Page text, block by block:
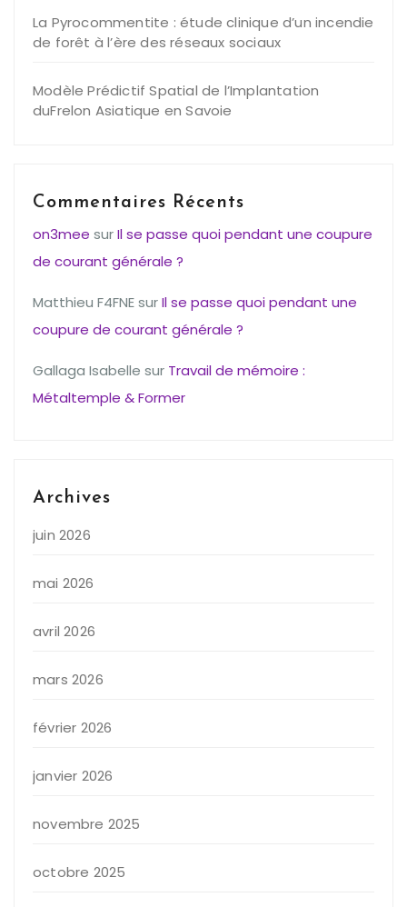
La Pyrocommentite : étude clinique d’un incendie
de forêt à l’ère des réseaux sociaux
Modèle Prédictif Spatial de l’Implantation
duFrelon Asiatique en Savoie
Commentaires Récents
on3mee surIl se passe quoi pendant une coupure
de courant générale ?
Matthieu F4FNEsurIl se passe quoi pendant une
coupure de courant générale ?
Gallaga Isabelle sur Travail de mémoire :
Métaltemple & Former
Archives
juin 2026
mai 2026
avril 2026
mars 2026
février 2026
janvier 2026
novembre 2025
octobre 2025